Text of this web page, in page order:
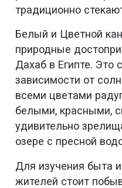
традиционно
Белый и Цветной
природные
Дахаб в Египте. Это
зависимости от
всеми цветами
белыми, красными,
удивительно
озере с пресной
Для изучения быта
жителей стоит